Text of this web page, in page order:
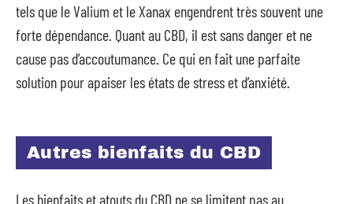
tels que le Valium et le Xanax engendrent très souvent une
forte dépendance. Quant au CBD, il est sans danger et ne
cause pas d’accoutumance. Ce qui en fait une parfaite
solution pour apaiser les états de stress et d’anxiété.
Autres bienfaits du CBD
Les bienfaits et atouts du CBD ne se limitent pas au